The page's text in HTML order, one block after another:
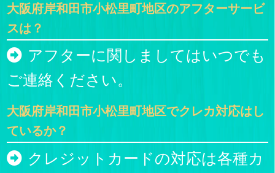
大阪府岸和田市小松里町地区のアフターサービ
スは？
アフターに関しましてはいつでも
ご連絡ください。
大阪府岸和田市小松里町地区でクレカ対応はし
ているか？
クレジットカードの対応は各種カ